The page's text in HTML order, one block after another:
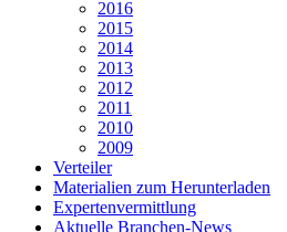
2016
2015
2014
2013
2012
2011
2010
2009
Verteiler
Materialien zum Herunterladen
Expertenvermittlung
Aktuelle Branchen-News